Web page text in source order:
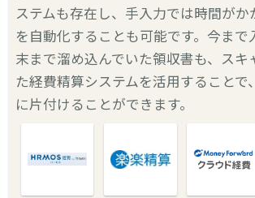
ステムも存在し、手入力では時間がか
を自動化することも可能です。今まで
末まで溜め込んでいた領収書も、スキ
た経費精算システムを活用することで
に片付けることができます。